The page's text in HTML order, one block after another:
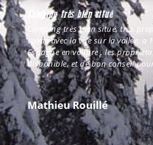
Camping très bien situé
Camping très bien situé, très
calme avec la vue sur la vallée, a
Espagne en voiture , les
disponible, et de bon conseil
Mathieu Rouillé